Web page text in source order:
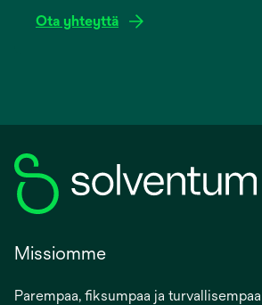
Ota yhteyttä
Missiomme
Parempaa, fiksumpaa ja